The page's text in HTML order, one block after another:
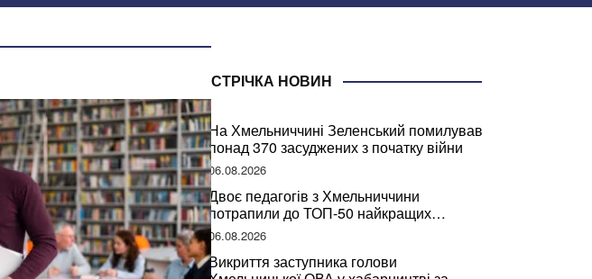
СТРІЧКА НОВИН
На Хмельниччині Зеленський помилував
понад 370 засуджених з початку війни
06.08.2026
Двоє педагогів з Хмельниччини
потрапили до ТОП-50 найкращих
учителів України
06.08.2026
Викриття заступника голови